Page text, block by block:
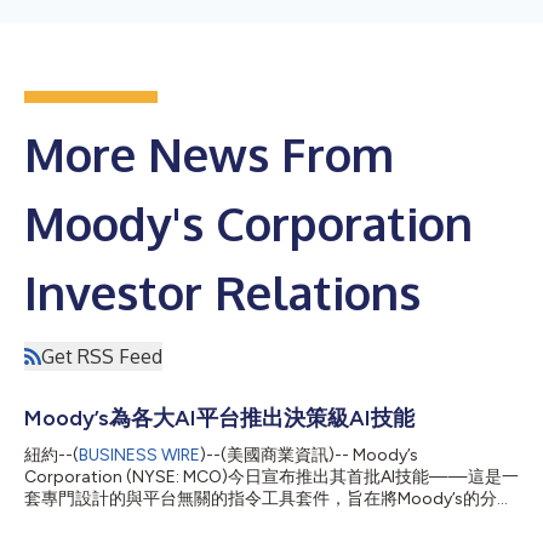
More News From
Moody's Corporation
Investor Relations
Get RSS Feed
Moody’s為各大AI平台推出決策級AI技能
紐約--(BUSINESS WIRE)--(美國商業資訊)-- Moody’s
Corporation (NYSE: MCO)今日宣布推出其首批AI技能——這是一
套專門設計的與平台無關的指令工具套件，旨在將Moody’s的分析